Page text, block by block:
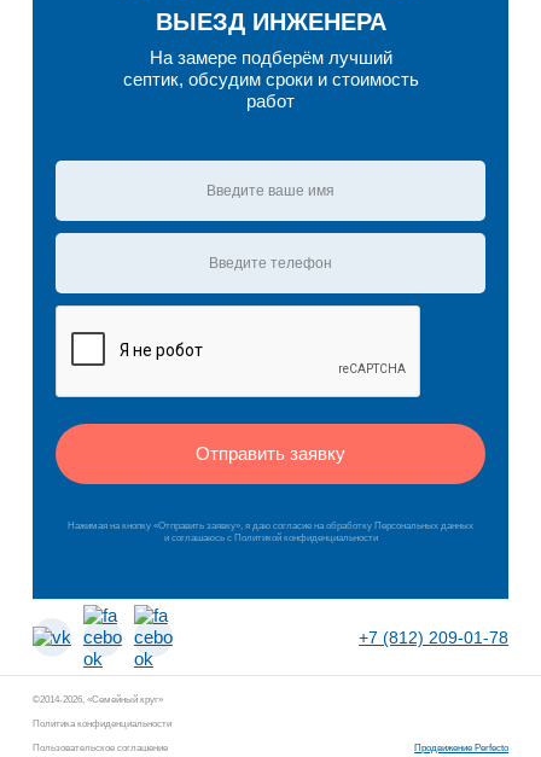
ВЫЕЗД ИНЖЕНЕРА
На замере подберём лучший
септик, обсудим сроки и стоимость
работ
Отправить заявку
Нажимая на кнопку «Отправить заявку», я даю согласие на обработку Персональных данных
и соглашаюсь c Политикой конфиденциальности
+7 (812) 209-01-78
©2014-2026, «Семейный круг»
Политика конфиденциальности
Пользовательское соглашение Продвижение Perfecto